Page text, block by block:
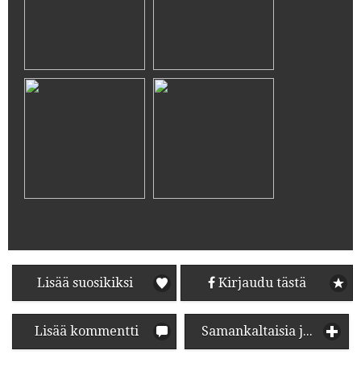
Lisää suosikiksi Kirjaudu tästä
Lisää kommentti Samankaltaisia juomia